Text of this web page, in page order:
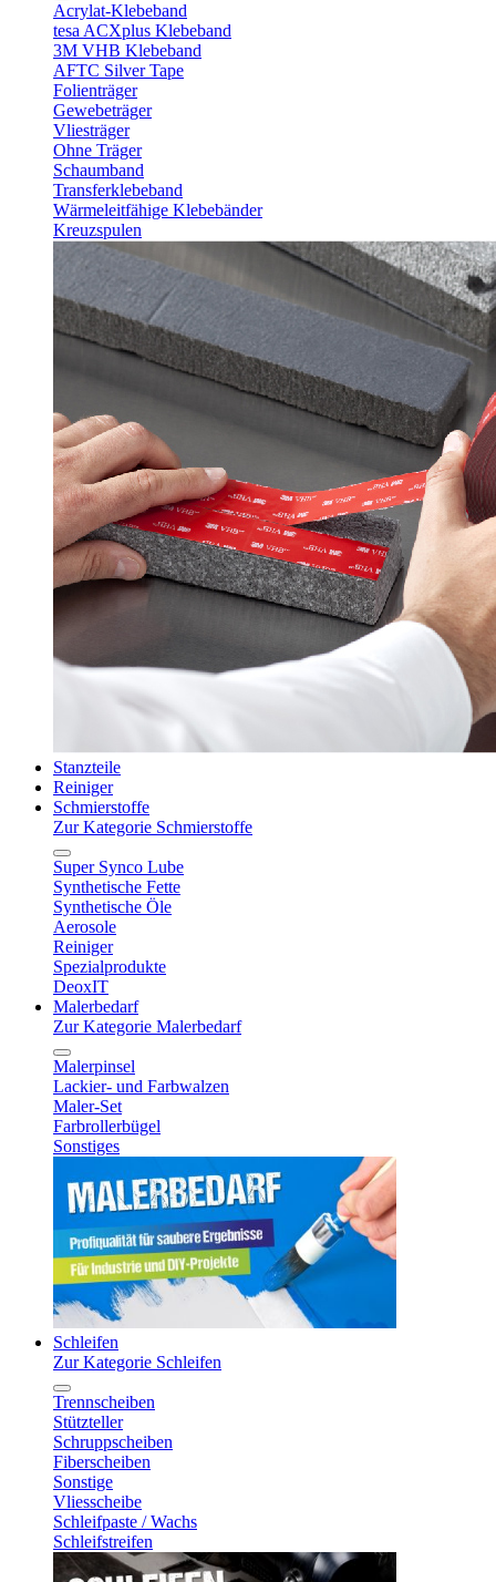
Acrylat-Klebeband
tesa ACXplus Klebeband
3M VHB Klebeband
AFTC Silver Tape
Folienträger
Gewebeträger
Vliesträger
Ohne Träger
Schaumband
Transferklebeband
Wärmeleitfähige Klebebänder
Kreuzspulen
Stanzteile
Reiniger
Schmierstoffe
Zur Kategorie Schmierstoffe
Super Synco Lube
Synthetische Fette
Synthetische Öle
Aerosole
Reiniger
Spezialprodukte
DeoxIT
Malerbedarf
Zur Kategorie Malerbedarf
Malerpinsel
Lackier- und Farbwalzen
Maler-Set
Farbrollerbügel
Sonstiges
Schleifen
Zur Kategorie Schleifen
Trennscheiben
Stützteller
Schruppscheiben
Fiberscheiben
Sonstige
Vliesscheibe
Schleifpaste / Wachs
Schleifstreifen